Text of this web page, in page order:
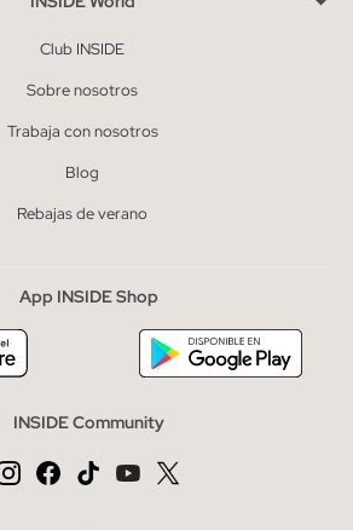
Club INSIDE
Sobre nosotros
Trabaja con nosotros
Blog
Rebajas de verano
App INSIDE Shop
INSIDE Community